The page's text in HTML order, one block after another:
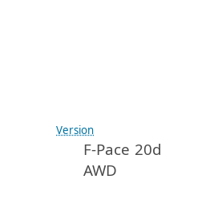
Version
F-Pace 20d
AWD